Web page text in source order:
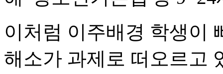
이처럼 이주배경 학생이
해소가 과제로 떠오르고